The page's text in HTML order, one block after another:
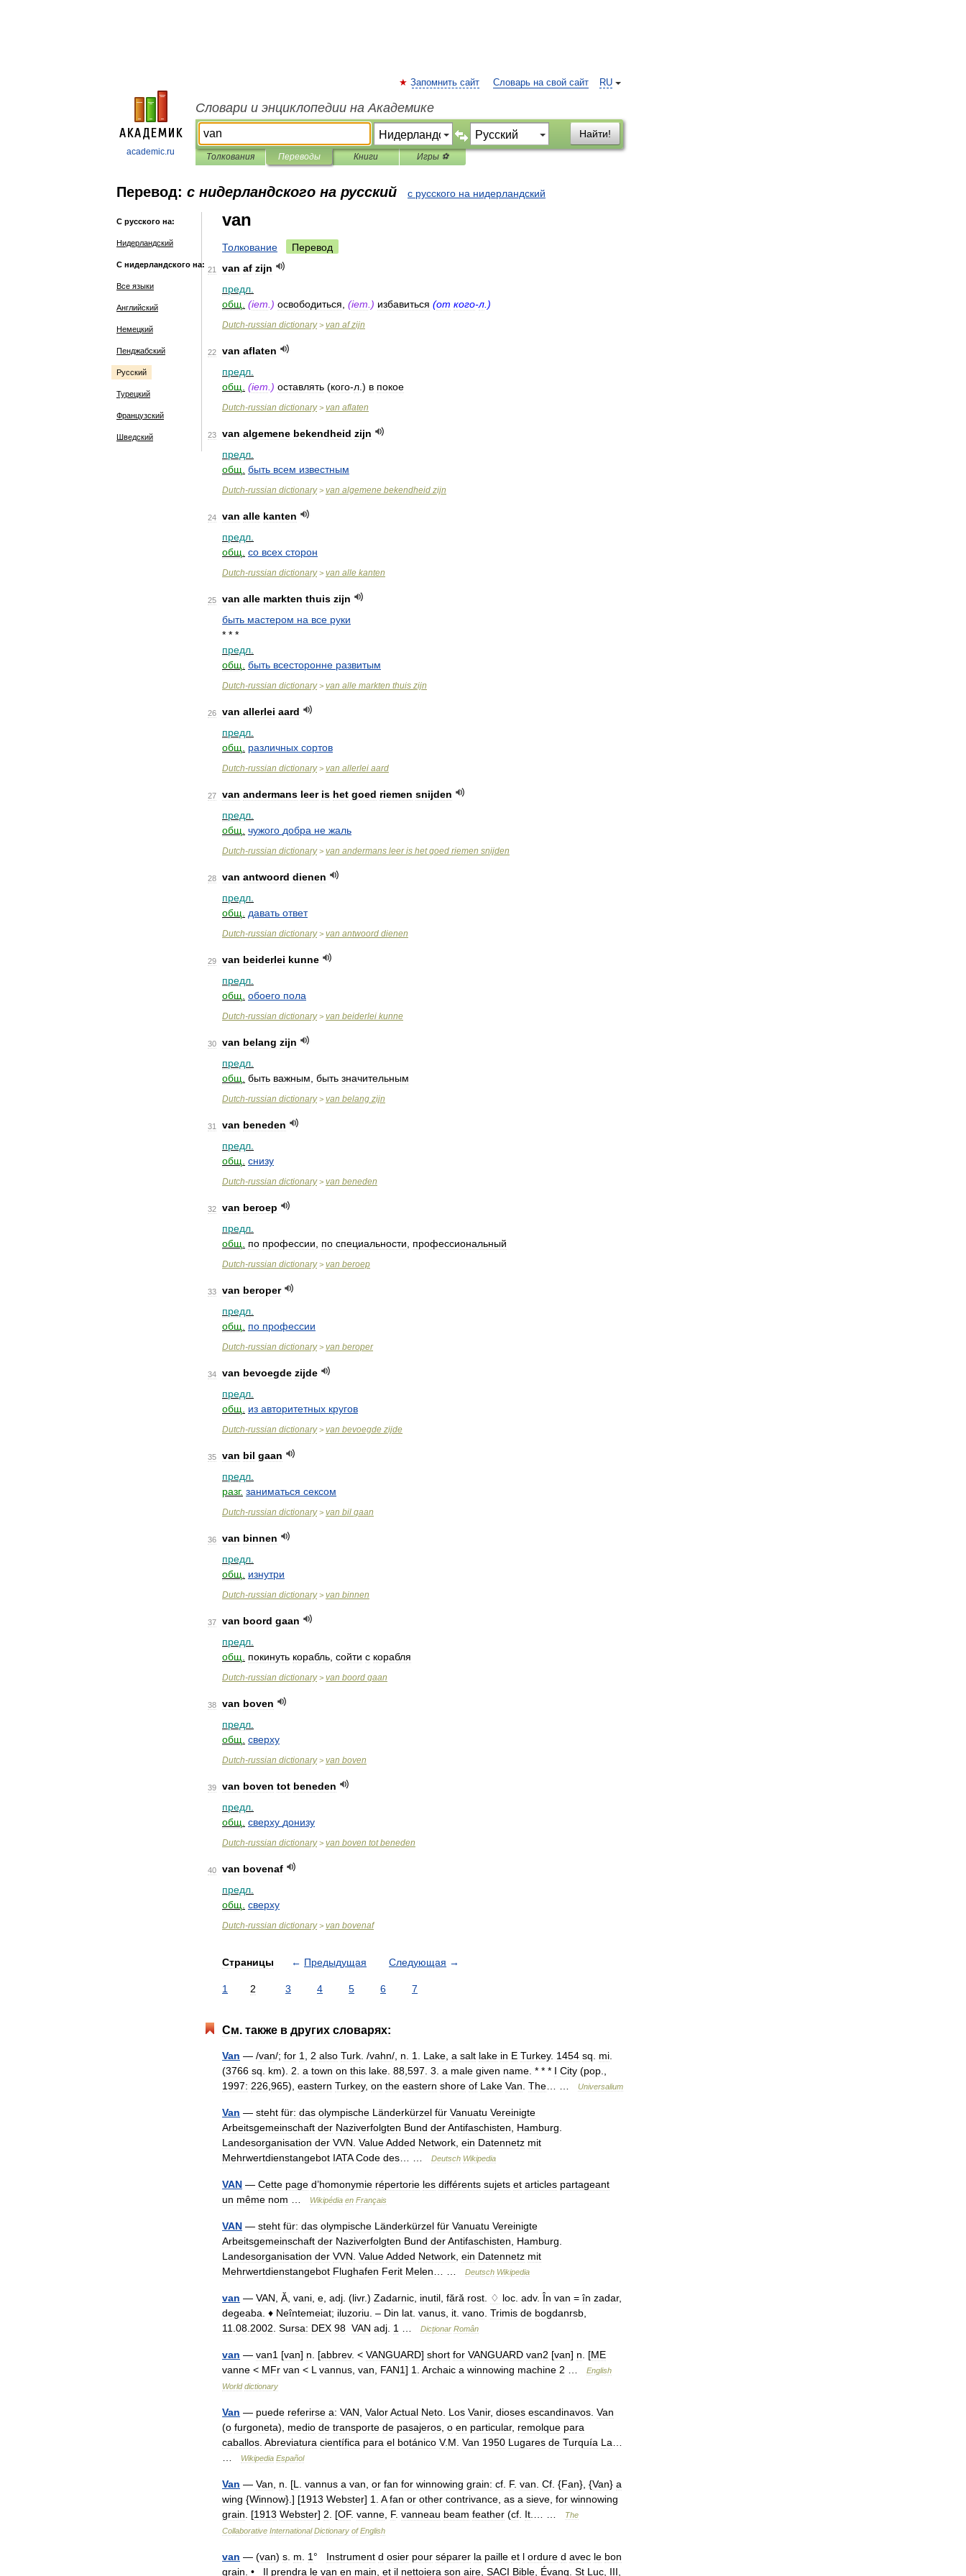
academic.ru
RU
Запомнить сайт Словарь на свой сайт
Словари и энциклопедии на Академике
Найти!
Толкования Переводы Книги Игры ⚽
Перевод: с нидерландского на русский с русского на нидерландский
С русского на:
Нидерландский
С нидерландского на:
Все языки
Английский
Немецкий
Пенджабский
Русский
Турецкий
Французский
Шведский
van
Толкование Перевод
21 van af zijn
предл
общ (iem .) освободиться (iem .) избавиться (от кого-л .)
Dutch-russian dictionary> van af zijn
22 van aflaten
предл
общ (iem .) оставлять (кого-л .) в покое
Dutch-russian dictionary> van aflaten
23 van algemene bekendheid zijn
предл
общ быть всем известным
Dutch-russian dictionary> van algemene bekendheid zijn
24 van alle kanten
предл
общ со всех сторон
Dutch-russian dictionary> van alle kanten
25 van alle markten thuis zijn
быть мастером на все руки
* * *
предл
общ быть всесторонне развитым
Dutch-russian dictionary> van alle markten thuis zijn
26 van allerlei aard
предл
общ
различных сортов
Dutch-russian dictionary> van allerlei aard
27 van andermans leer is het goed riemen snijden
предл
общ чужого добра не жаль
Dutch-russian dictionary> van andermans leer is het goed riemen snijden
28 van antwoord dienen
предл
общ
давать ответ
Dutch-russian dictionary> van antwoord dienen
29 van beiderlei kunne
предл
общ обоего пола
Dutch-russian dictionary> van beiderlei kunne
30 van belang zijn
предл
общ быть важным быть значительным
Dutch-russian dictionary> van belang zijn
31 van beneden
предл
общ снизу
Dutch-russian dictionary> van beneden
32 van beroep
предл
общ
по профессии по специальности профессиональный
Dutch-russian dictionary> van beroep
33 van beroper
предл
общ
по профессии
Dutch-russian dictionary> van beroper
34 van bevoegde zijde
предл
общ
из авторитетных кругов
Dutch-russian dictionary> van bevoegde zijde
35 van bil gaan
предл
разг. заниматься сексом
Dutch-russian dictionary> van bil gaan
36 van binnen
предл
общ
изнутри
Dutch-russian dictionary> van binnen
37 van boord gaan
предл
общ
покинуть корабль сойти с корабля
Dutch-russian dictionary> van boord gaan
38 van boven
предл
общ сверху
Dutch-russian dictionary> van boven
39 van boven tot beneden
предл
общ сверху донизу
Dutch-russian dictionary> van boven tot beneden
40 van bovenaf
предл
общ сверху
Dutch-russian dictionary> van bovenaf
Страницы ← Предыдущая Следующая →
1 2 3 4 5 6 7
См. также в других словарях:
Van — /van/; for 1 2 also Turk . /vahn/, n 1 Lake a salt lake in E Turkey. 1454 sq mi
(3766 sq km). 2 a town on this lake 88 597 3 a male given name . * * * I City (pop
1997: 226 965), eastern Turkey, on the eastern shore of Lake Van The Universalium
Van — steht für: das olympische Länderkürzel für Vanuatu Vereinigte
Arbeitsgemeinschaft der Naziverfolgten Bund derAntifaschisten Hamburg
Landesorganisation der VVN ValueAdded Network ein Datennetz mit
Mehrwertdienstangebot IATA Code des Deutsch Wikipedia
VAN — Cette page d’homonymie répertorie les différents sujets et articles partageant
un même nom Wikipédia en Français
VAN — steht für: das olympische Länderkürzel für Vanuatu Vereinigte
Arbeitsgemeinschaft der Naziverfolgten Bund derAntifaschisten Hamburg
Landesorganisation der VVN ValueAdded Network ein Datennetz mit
Mehrwertdienstangebot Flughafen Ferit Melen Deutsch Wikipedia
van — VAN Ă vani e adj . (livr.) Zadarnic inutil fără rost ♢ loc adv. În van =în zadar,
degeaba ♦ Neîntemeiat; iluzoriu . – Din lat vanus it vano Trimis de bogdanrsb
11 08 2002 Sursa: DEX 98 VAN adj 1 Dicționar Român
van — van1 [van] n . [abbrev. < VANGUARD] short for VANGUARD van2 [van] n . [ME
vanne < MFr van < L vannus van FAN1] 1 Archaic a winnowing machine 2
English
World dictionary
Van — puede referirse a: VAN ValorActual Neto Los Vanir, dioses escandinavos Van
(o furgoneta), medio de transporte de pasajeros o en particular, remolque para
caballos Abreviatura científica para el botánico V.M Van 1950 Lugares de Turquía La
Wikipedia Español
Van — Van n . [L vannus a van or fan for winnowing grain: cf F. van Cf . {Fan}, {Van} a
wing {Winnow}.] [1913 Webster] 1 A fan or other contrivance as a sieve for winnowing
grain . [1913 Webster] 2 . [OF. vanne F. vanneau beam feather (cf It
The
Collaborative International Dictionary of English
van — (van) s m 1 ° Instrument d osier pour séparer la paille et l ordure d avec le bon
grain . • Il prendra le van en main et il nettoiera son aire SACI Bible Évang St Luc III